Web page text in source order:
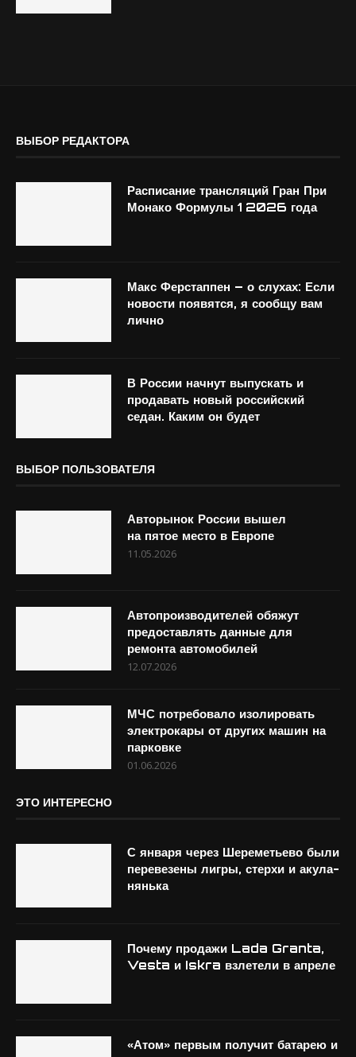
ВЫБОР РЕДАКТОРА
Расписание трансляций Гран При
Монако Формулы 1 2026 года
Макс Ферстаппен – о слухах: Если
новости появятся, я сообщу вам
лично
В России начнут выпускать и
продавать новый российский
седан. Каким он будет
ВЫБОР ПОЛЬЗОВАТЕЛЯ
Авторынок России вышел
на пятое место в Европе
11.05.2026
Автопроизводителей обяжут
предоставлять данные для
ремонта автомобилей
12.07.2026
МЧС потребовало изолировать
электрокары от других машин на
парковке
01.06.2026
ЭТО ИНТЕРЕСНО
С января через Шереметьево были
перевезены лигры, стерхи и акула-
нянька
Почему продажи Lada Granta,
Vesta и Iskra взлетели в апреле
«Атом» первым получит батарею и